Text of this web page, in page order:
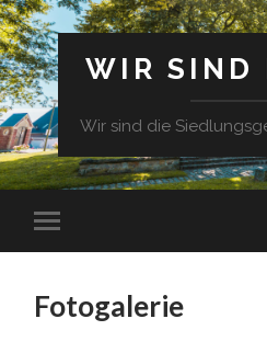
WIR SIND
Wir sind die
Fotogalerie